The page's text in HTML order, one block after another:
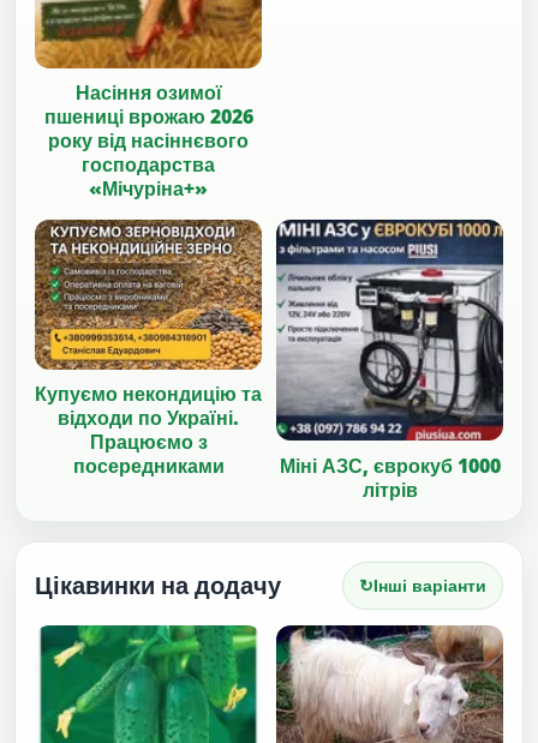
Насіння озимої
пшениці врожаю 2026
року від насіннєвого
господарства
«Мічуріна+»
Купуємо некондицію та
відходи по Україні.
Працюємо з
посередниками
Міні АЗС, єврокуб 1000
літрів
Цікавинки на додачу ↻Інші варіанти